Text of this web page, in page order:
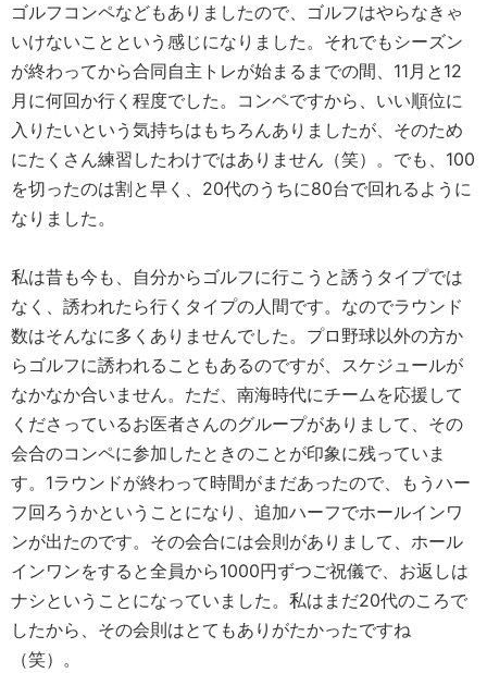
ゴルフコンペなどもありましたので、ゴルフはやらなきゃ
いけないことという感じになりました。それでもシーズン
が終わってから合同自主トレが始まるまでの間、11月と12
月に何回か行く程度でした。コンペですから、いい順位に
入りたいという気持ちはもちろんありましたが、そのため
にたくさん練習したわけではありません（笑）。でも、100
を切ったのは割と早く、20代のうちに80台で回れるように
なりました。
私は昔も今も、自分からゴルフに行こうと誘うタイプでは
なく、誘われたら行くタイプの人間です。なのでラウンド
数はそんなに多くありませんでした。プロ野球以外の方か
らゴルフに誘われることもあるのですが、スケジュールが
なかなか合いません。ただ、南海時代にチームを応援して
くださっているお医者さんのグループがありまして、その
会合のコンペに参加したときのことが印象に残っていま
す。1ラウンドが終わって時間がまだあったので、もうハー
フ回ろうかということになり、追加ハーフでホールインワ
ンが出たのです。その会合には会則がありまして、ホール
インワンをすると全員から1000円ずつご祝儀で、お返しは
ナシということになっていました。私はまだ20代のころで
したから、その会則はとてもありがたかったですね
（笑）。